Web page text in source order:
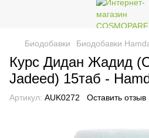
Биодобавки Биодобавки
Курс Дидан Жадид
Jadeed) 15таб -
Артикул: AUK0272 Оставить отзыв